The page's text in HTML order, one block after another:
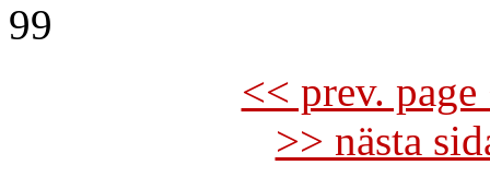
99
<< prev.
>> nästa